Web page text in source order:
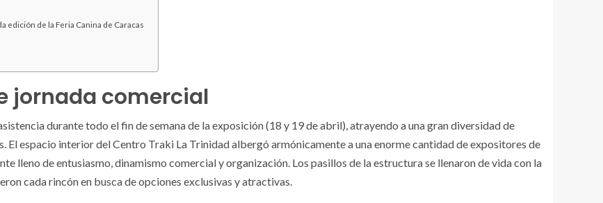
edición de la Feria Canina de Caracas
jornada comercial
durante todo el fin de semana de la exposición (18 y 19 de abril), atrayendo a una gran diversidad de
El espacio interior del Centro Traki La Trinidad albergó armónicamente a una enorme cantidad de expositores de
lleno de entusiasmo, dinamismo comercial y organización. Los pasillos de la estructura se llenaron de vida con la
cada rincón en busca de opciones exclusivas y atractivas.